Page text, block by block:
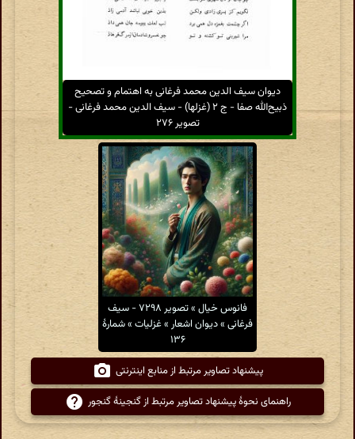
دیوان سیف الدین محمد فرغانی به اهتمام و تصحیح
ذبیح‌الله صفا - ج ۲ (غزلها) - سیف الدین محمد فرغانی -
تصویر ۲۷۶
فانوس خیال » تصویر ۷۲۹۸ - سیف
فرغانی » دیوان اشعار » غزلیات » شمارهٔ
۱۳۶
پیشنهاد تصاویر مرتبط از منابع اینترنتی
راهنمای نحوهٔ پیشنهاد تصاویر مرتبط از گنجینهٔ گنجور